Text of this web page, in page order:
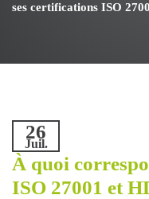
ses certifications ISO
26
Juil.
À quoi
ISO 27001 et